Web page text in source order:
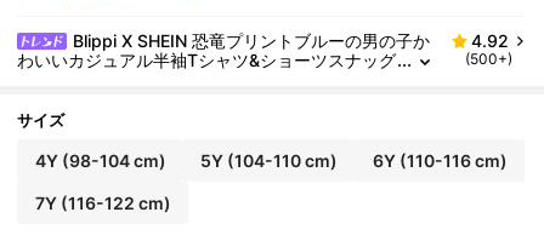
Blippi X SHEIN 恐竜プリントブルーの男の子か
わいいカジュアル半袖Tシャツ&ショーツスナッグ
4.92
(500+)
サイズ
4Y(98-104 cm) 5Y (104-110 cm) 6Y(110-116 cm)
7Y(116-122 cm)